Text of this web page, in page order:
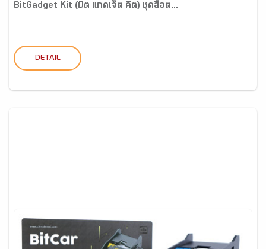
BitGadget Kit (บิต แกดเจ็ต คิต) ชุดสื่อต...
DETAIL